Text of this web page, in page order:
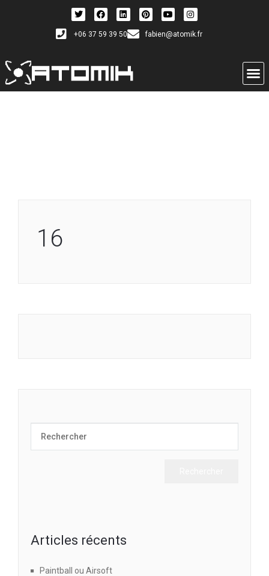
+06 37 59 39 50 fabien@atomik.fr
16
Articles récents
Paintball ou Airsoft